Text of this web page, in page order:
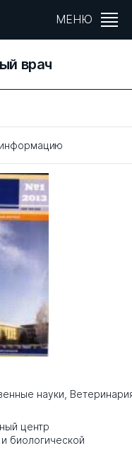
МЕНЮ
врач
информацию
науки
центр
биологической